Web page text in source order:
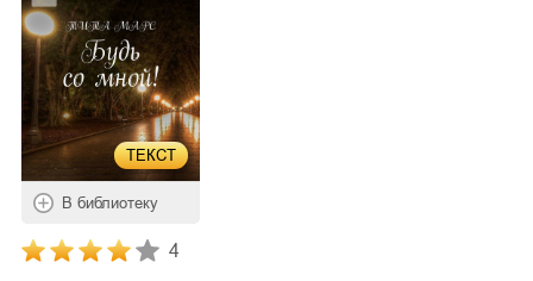
ТЕКСТ
В библиотеку
4